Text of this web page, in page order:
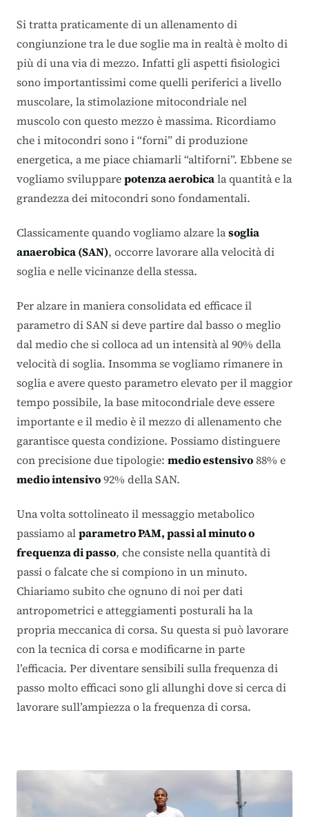
Si tratta praticamente di un allenamento di
congiunzione tra le due soglie ma in realtà è molto di
più di una via di mezzo. Infatti gli aspetti fisiologici
sono importantissimi come quelli periferici a livello
muscolare, la stimolazione mitocondriale nel
muscolo con questo mezzo è massima. Ricordiamo
che i mitocondri sono i “forni” di produzione
energetica, a me piace chiamarli “altiforni”. Ebbene se
vogliamo svilupparepotenza aerobicala quantità e la
grandezza dei mitocondri sono fondamentali.
Classicamente quando vogliamo alzare lasoglia
anaerobica (SAN), occorre lavorare alla velocità di
soglia e nelle vicinanze della stessa.
Per alzare in maniera consolidata ed efficace il
parametro di SAN si deve partire dal basso o meglio
dal medio che si colloca ad un intensità al 90% della
velocità di soglia. Insomma se vogliamo rimanere in
soglia e avere questo parametro elevato per il maggior
tempo possibile, la base mitocondriale deve essere
importante e il medio è il mezzo di allenamento che
garantisce questa condizione. Possiamo distinguere
con precisione due tipologie: medio estensivo88% e
medio intensivo92% della SAN.
Una volta sottolineato il messaggio metabolico
passiamo alparametro PAM, passi al minuto o
frequenza di passo, che consiste nella quantità di
passi o falcate che si compiono in un minuto.
Chiariamo subito che ognuno di noi per dati
antropometrici e atteggiamenti posturali ha la
propria meccanica di corsa. Su questa si può lavorare
con la tecnica di corsa e modificarne in parte
l’efficacia. Per diventare sensibili sulla frequenza di
passo molto efficaci sono gli allunghi dove si cerca di
lavorare sull’ampiezza o la frequenza di corsa.